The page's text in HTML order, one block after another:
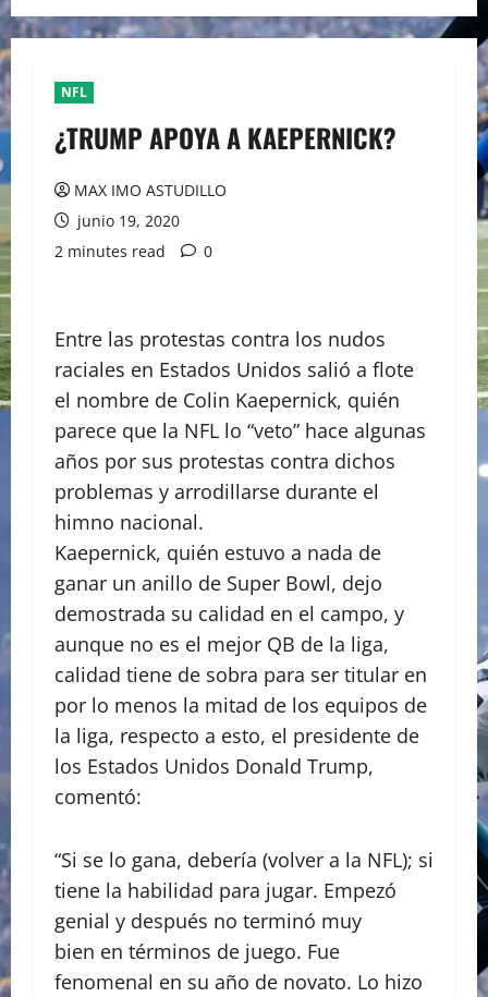
NFL
¿TRUMP APOYA A KAEPERNICK?
MAX IMO ASTUDILLO
junio 19, 2020
2 minutes read
0
Entre las protestas contra los nudos
raciales en Estados Unidos salió a flote
el nombre de Colin Kaepernick, quién
parece que la NFL lo “veto” hace algunas
años por sus protestas contra dichos
problemas y arrodillarse durante el
himno nacional.
Kaepernick, quién estuvo a nada de
ganar un anillo de Super Bowl, dejo
demostrada su calidad en el campo, y
aunque no es el mejor QB de la liga,
calidad tiene de sobra para ser titular en
por lo menos la mitad de los equipos de
la liga, respecto a esto, el presidente de
los Estados Unidos Donald Trump,
comentó:
“Si se lo gana, debería (volver a la NFL); si
tiene la habilidad para jugar. Empezó
genial y después no terminó muy
bien en términos de juego. Fue
fenomenal en su año de novato. Lo hizo